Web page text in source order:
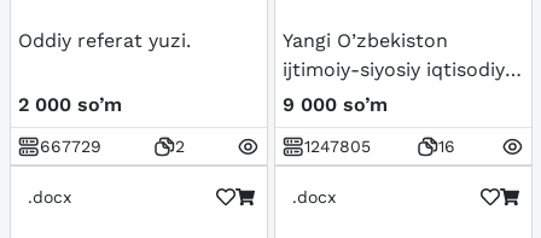
Oddiy referat yuzi.
2 000 so’m
667729 2
Yangi O’zbekiston
ijtimoiy-siyosiy iqtisodiy
va madaniy hayotida roʻy
berayotgan
oʻzgarishlarning xalqaro
reyting va indekislarda
9 000 so’m
1247805 16
.docx .docx